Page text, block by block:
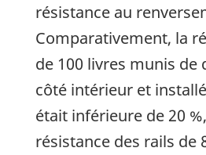
résistance au
Comparativement, la
de 100 livres munis de
côté intérieur et
était inférieure de 20
résistance des rails de